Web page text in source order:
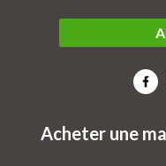
Acheter une